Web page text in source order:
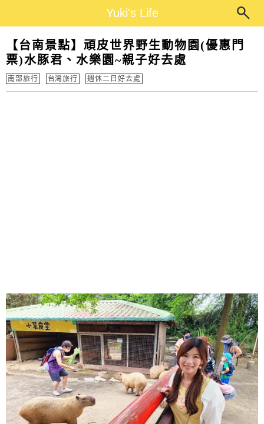
Yuki's Life
【台南景點】頑皮世界野生動物園(優惠門
票)水豚君、水樂園~親子好去處
南部旅行 台灣旅行 週休二日好去處